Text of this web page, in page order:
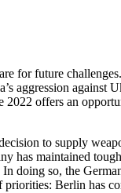
for future
aggression
offers an
to supply
has maintained
so, the
Berlin has